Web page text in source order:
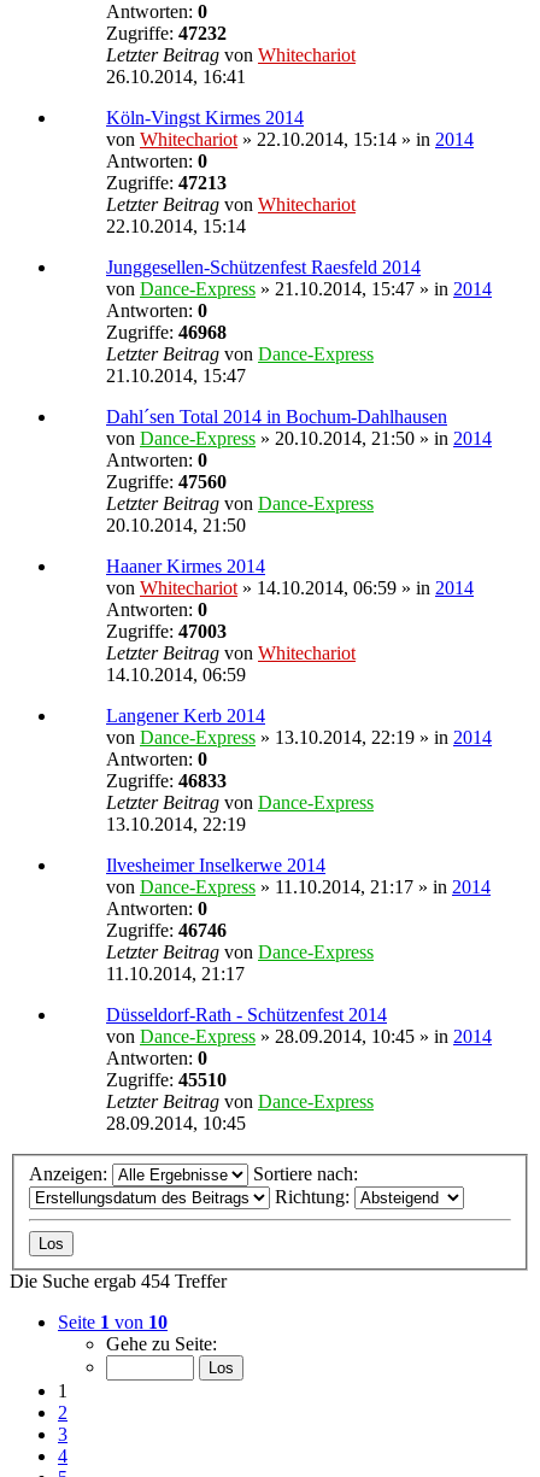
Antworten: 0
Zugriffe: 47232
Letzter Beitrag von Whitechariot
26.10.2014, 16:41
Köln-Vingst Kirmes 2014
von Whitechariot » 22.10.2014, 15:14 » in 2014
Antworten: 0
Zugriffe: 47213
Letzter Beitrag von Whitechariot
22.10.2014, 15:14
Junggesellen-Schützenfest Raesfeld 2014
von Dance-Express » 21.10.2014, 15:47 » in 2014
Antworten: 0
Zugriffe: 46968
Letzter Beitrag von Dance-Express
21.10.2014, 15:47
Dahl´sen Total 2014 in Bochum-Dahlhausen
von Dance-Express » 20.10.2014, 21:50 » in 2014
Antworten: 0
Zugriffe: 47560
Letzter Beitrag von Dance-Express
20.10.2014, 21:50
Haaner Kirmes 2014
von Whitechariot » 14.10.2014, 06:59 » in 2014
Antworten: 0
Zugriffe: 47003
Letzter Beitrag von Whitechariot
14.10.2014, 06:59
Langener Kerb 2014
von Dance-Express » 13.10.2014, 22:19 » in 2014
Antworten: 0
Zugriffe: 46833
Letzter Beitrag von Dance-Express
13.10.2014, 22:19
Ilvesheimer Inselkerwe 2014
von Dance-Express » 11.10.2014, 21:17 » in 2014
Antworten: 0
Zugriffe: 46746
Letzter Beitrag von Dance-Express
11.10.2014, 21:17
Düsseldorf-Rath - Schützenfest 2014
von Dance-Express » 28.09.2014, 10:45 » in 2014
Antworten: 0
Zugriffe: 45510
Letzter Beitrag von Dance-Express
28.09.2014, 10:45
Anzeigen:
Sortiere nach:
Richtung:
Die Suche ergab 454 Treffer
Seite 1 von 10
Gehe zu Seite:
1
2
3
4